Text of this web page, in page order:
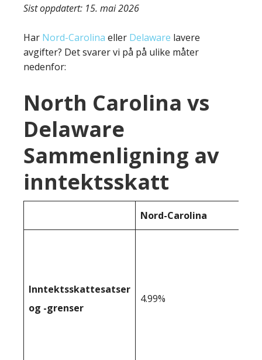
Sist oppdatert: 15. mai 2026
Har Nord-Carolina eller Delaware lavere
avgifter? Det svarer vi på på ulike måter
nedenfor:
North Carolina vs
Delaware
Sammenligning av
inntektsskatt
Nord-Carolina
Inntektsskattesatser
og -grenser
4.99%